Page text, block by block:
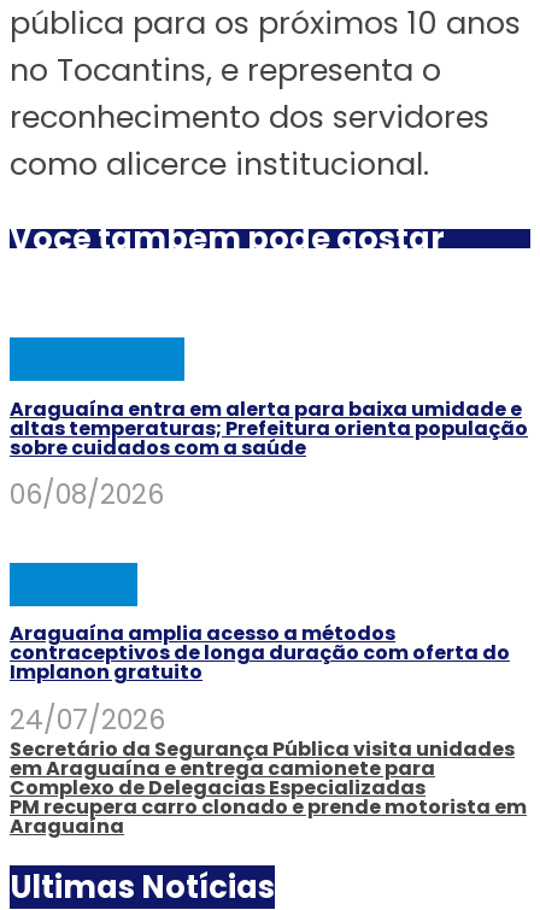
pública para os próximos 10 anos
no Tocantins, e representa o
reconhecimento dos servidores
como alicerce institucional.
Você também pode gostar
Araguaína entra em alerta para baixa umidade e
altas temperaturas; Prefeitura orienta população
sobre cuidados com a saúde
06/08/2026
Araguaína amplia acesso a métodos
contraceptivos de longa duração com oferta do
Implanon gratuito
24/07/2026
Secretário da Segurança Pública visita unidades
em Araguaína e entrega camionete para
Complexo de Delegacias Especializadas
PM recupera carro clonado e prende motorista em
Araguaína
Ultimas Notícias